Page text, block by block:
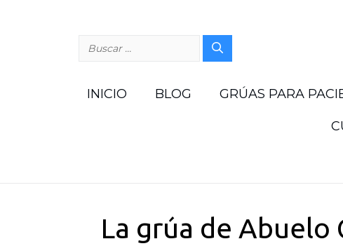
Buscar:
INICIO BLOG GRÚAS PARA
La grúa de Abuelo